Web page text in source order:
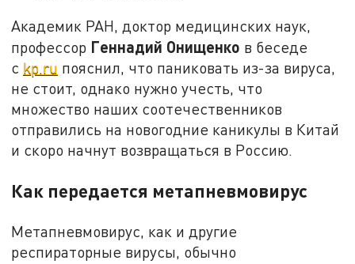
Академик РАН, доктор медицинских наук,
профессор Геннадий Онищенко в беседе
с kp.ru пояснил, что паниковать из-за вируса,
не стоит, однако нужно учесть, что
множество наших соотечественников
отправились на новогодние каникулы в Китай
и скоро начнут возвращаться в Россию.
Как передается метапневмовирус
Метапневмовирус, как и другие
респираторные вирусы, обычно